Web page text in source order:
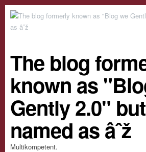
The blog
known as
Gently 2.0"
named as âˆž
Multikompetent.